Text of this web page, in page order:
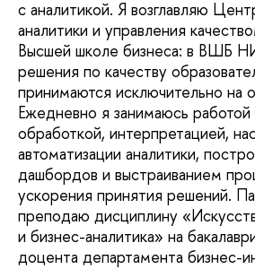
с аналитикой. Я возглавляю
аналитики и управления
Высшей школе бизнеса: в ВШБ
решения по качеству
принимаются исключительно на
Ежедневно я занимаюсь
обработкой, интерпретацией,
автоматизации аналитики,
дашбордов и выстраиванием
ускорения принятия решений.
преподаю дисциплину
и бизнес-аналитика» на
доцента департамента бизнес-